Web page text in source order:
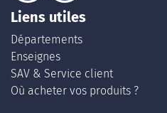
Liens utiles
Départements
Enseignes
SAV & Service client
Où acheter vos produits ?